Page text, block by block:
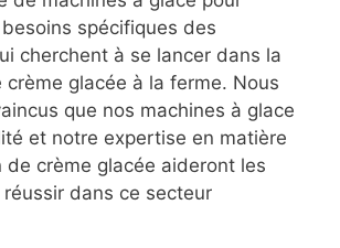
spécifiques des
cherchent à se lancer dans la
glacée à la ferme. Nous
que nos machines à glace
et notre expertise en matière
de crème glacée aideront les
dans ce secteur